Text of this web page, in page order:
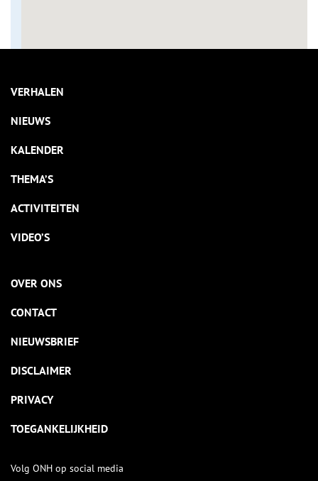
VERHALEN
NIEUWS
KALENDER
THEMA’S
ACTIVITEITEN
VIDEO’S
OVER ONS
CONTACT
NIEUWSBRIEF
DISCLAIMER
PRIVACY
TOEGANKELIJKHEID
Volg ONH op social media